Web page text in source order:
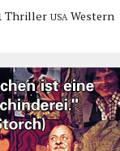
Thriller USA Western